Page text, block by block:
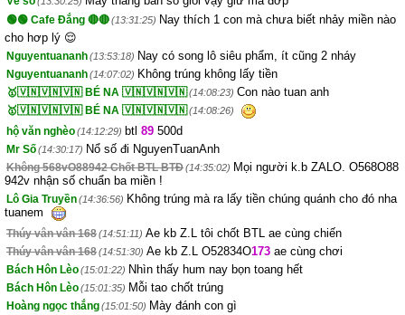
🟢🟢 Cafe Đắng 🔴🔴(13:31:25) Nay thích 1 con mà chưa biết nhảy miền nào
cho hơp lý 😌
Nguyentuananh(13:53:18) Nay có song lô siêu phẩm, ít cũng 2 nháy
Nguyentuananh(14:07:02) Không trúng không lấy tiền
🥇🇻🇳🇻🇳🇻🇳 BÉ NA 🇻🇳🇻🇳🇻🇳(14:08:23) Con nào tuan anh
🥇🇻🇳🇻🇳🇻🇳 BÉ NA 🇻🇳🇻🇳🇻🇳(14:08:26)
hộ văn nghèo(14:12:29) btl 89 500d
Mr Số(14:30:17) Nổ số đi NguyenTuanAnh
Không 568vO88942 Chốt BTL BTĐ(14:35:02) Mọi người k.b ZALO. O568O88
942v nhận số chuẩn ba miền !
Lô Gia Truyền(14:36:56) Không trúng mà ra lấy tiền chúng quánh cho đó nha
tuanem
Thúy vân vân 168(14:51:11) Ae kb Z.L tôi chốt BTL ae cùng chiến
Thúy vân vân 168(14:51:30) Ae kb Z.L O52834O173 ae cùng chơi
Bách Hôn Lèo(15:01:22) Nhìn thấy hum nay bọn toang hết
Bách Hôn Lèo(15:01:35) Mỗi tao chốt trúng
Hoàng ngọc thắng(15:01:50) Mày đánh con gì